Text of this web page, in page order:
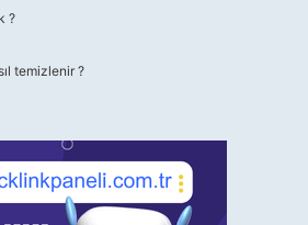
?
temizlenir ?